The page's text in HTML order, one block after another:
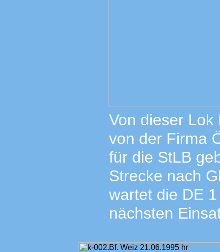
Von dieser
von der Firma
für die StLB
Strecke nach
wartet die DE
nächsten